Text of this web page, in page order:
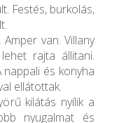
Festés, burkolás,
van. Villany
rajta állitani.
nappali és konyha
ellátottak.
kilátás nyílik a
nyugalmat és